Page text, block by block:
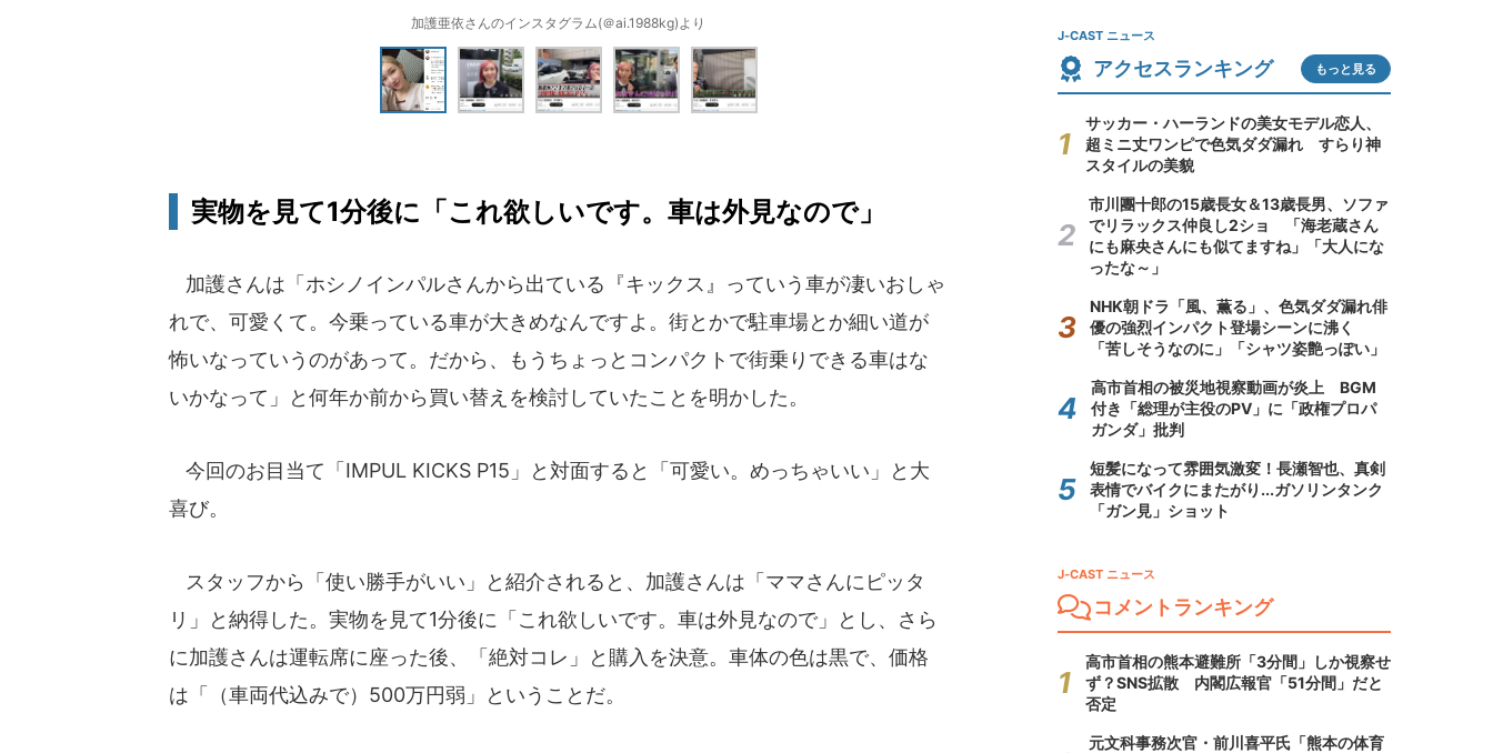
加護亜依さんのインスタグラム(＠ai.1988kg)より
実物を見て1分後に「これ欲しいです。車は外見なので」
加護さんは「ホシノインパルさんから出ている『キックス』っていう車が凄いおしゃ
れで、可愛くて。今乗っている車が大きめなんですよ。街とかで駐車場とか細い道が
怖いなっていうのがあって。だから、もうちょっとコンパクトで街乗りできる車はな
いかなって」と何年か前から買い替えを検討していたことを明かした。
今回のお目当て「IMPUL KICKS P15」と対面すると「可愛い。めっちゃいい」と大
喜び。
スタッフから「使い勝手がいい」と紹介されると、加護さんは「ママさんにピッタ
リ」と納得した。実物を見て1分後に「これ欲しいです。車は外見なので」とし、さら
に加護さんは運転席に座った後、「絶対コレ」と購入を決意。車体の色は黒で、価格
は「（車両代込みで）500万円弱」ということだ。
J-CAST ニュース
アクセスランキング もっと見る
サッカー・ハーランドの美女モデル恋人、
超ミニ丈ワンピで色気ダダ漏れ すらり神
スタイルの美貌
市川團十郎の15歳長女＆13歳長男、ソファ
でリラックス仲良し2ショ 「海老蔵さん
にも麻央さんにも似てますね」「大人にな
ったな～」
NHK朝ドラ「風、薫る」、色気ダダ漏れ俳
優の強烈インパクト登場シーンに沸く
「苦しそうなのに」「シャツ姿艶っぽい」
高市首相の被災地視察動画が炎上 BGM
付き「総理が主役のPV」に「政権プロパ
ガンダ」批判
短髪になって雰囲気激変！長瀬智也、真剣
表情でバイクにまたがり...ガソリンタンク
「ガン見」ショット
J-CAST ニュース
コメントランキング
高市首相の熊本避難所「3分間」しか視察せ
ず？SNS拡散 内閣広報官「51分間」だと
否定
元文科事務次官・前川喜平氏「熊本の体育